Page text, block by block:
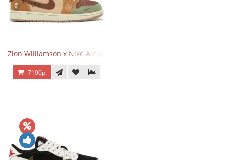
Zion Williamson x Nike Air Jordan 1 Retro Low OG Voodoo
7190р.